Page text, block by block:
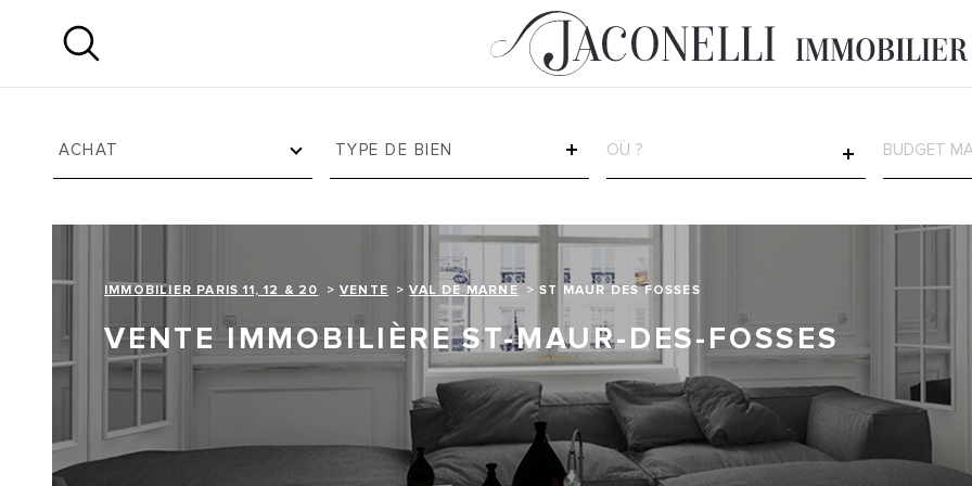
recherche
principal
REC
E
D'OFFRE
ACHAT
DE
BIEN
TYPE DE BIEN
TEXTE
Surface
Pièces
RÉFÉRENCE
IMMOBILIER PARIS 11, 12 & 20 VENTE VAL DE MARNE ST MAUR DES FOSSES
VENTE IMMOBILIÈRE ST-MAUR-DES-FOSSES